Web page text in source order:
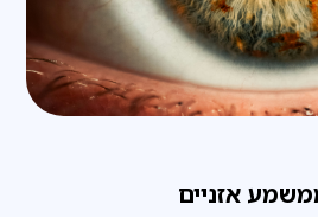
אזניים